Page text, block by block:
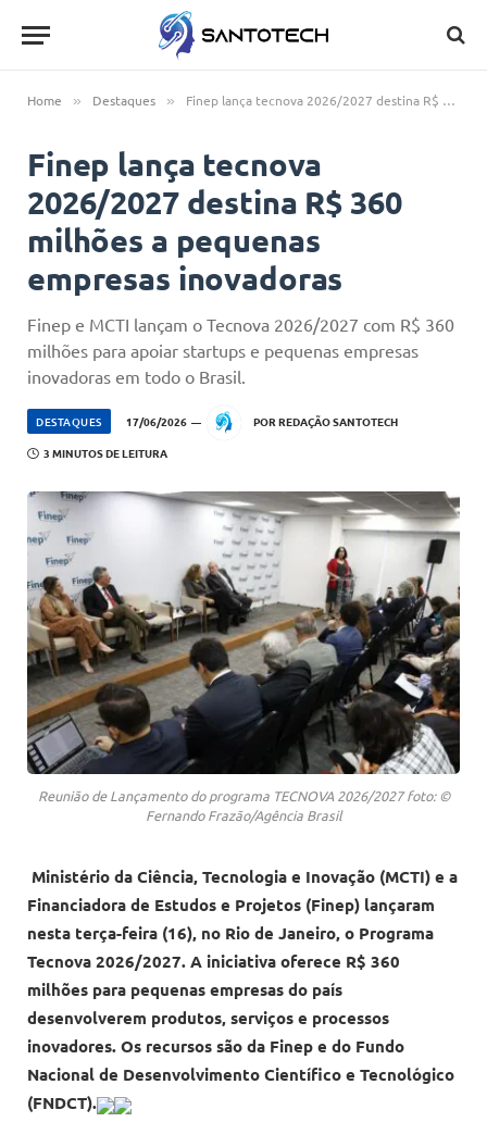
Home » Destaques » Finep lança tecnova 2026/2027 destina R$ 360 milhões a pequenas empresas inovadoras
Finep lança tecnova
2026/2027 destina R$ 360
milhões a pequenas
empresas inovadoras
Finep e MCTI lançam o Tecnova 2026/2027 com R$ 360
milhões para apoiar startups e pequenas empresas
inovadoras em todo o Brasil.
DESTAQUES 17/06/2026 POR REDAÇÃO SANTOTECH
3 MINUTOS DE LEITURA
Reunião de Lançamento do programa TECNOVA 2026/2027 foto: ©
Fernando Frazão/Agência Brasil
Ministério da Ciência, Tecnologia e Inovação (MCTI) e a
Financiadora de Estudos e Projetos (Finep) lançaram
nesta terça-feira (16), no Rio de Janeiro, o Programa
Tecnova 2026/2027. A iniciativa oferece R$ 360
milhões para pequenas empresas do país
desenvolverem produtos, serviços e processos
inovadores. Os recursos são da Finep e do Fundo
Nacional de Desenvolvimento Científico e Tecnológico
(FNDCT).